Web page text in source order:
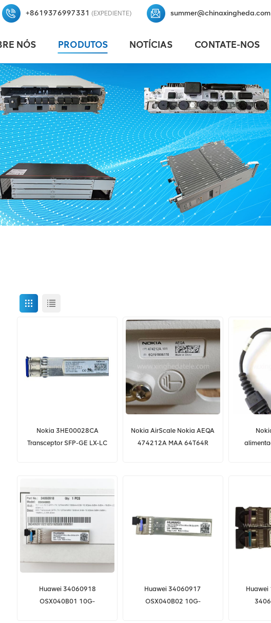
+8619376997331 (EXPEDIENTE) summer@chinaxingheda.com
NÓS PRODUTOS NOTÍCIAS CONTATE-NOS
Nokia 3HE00028CA
Transceptor SFP-GE LX-LC
Nokia AirScale Nokia AEQA
474212A MAA 64T64R
Huawei 34060918
OSX040B01 10G-
Huawei 34060917
OSX040B02 10G-
Huawei